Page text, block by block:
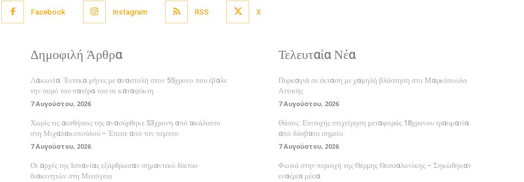
Facebook Instagram RSS X
Δημοφιλή Άρθρα
Λακωνία: Έντεκα μήνες με αναστολή στον 55χρονο που έβαλε
την σορό του πατέρα του σε καταψύκτη
7 Αυγούστου, 2026
Χωρίς τις αισθήσεις της ανασύρθηκε 53χρονη από ακάλυπτο
στη Μιχαλακοπούλου – Έπεσε από τον πέμπτο
7 Αυγούστου, 2026
Οι αρχές της Ισπανίας εξάρθρωσαν σημαντικό δίκτυο
διακινητών στη Μεσόγειο
Τελευταία Νέα
Πυρκαγιά σε έκταση με χαμηλή βλάστηση στο Μαρκόπουλο
Αττικής
7 Αυγούστου, 2026
Θάσος: Επιτυχής επιχείρηση μεταφοράς 18χρονου τραυματία
από δύσβατο σημείο
7 Αυγούστου, 2026
Φωτιά στην περιοχή της Θέρμης Θεσσαλονίκης – Σηκώθηκαν
εναέρια μέσα